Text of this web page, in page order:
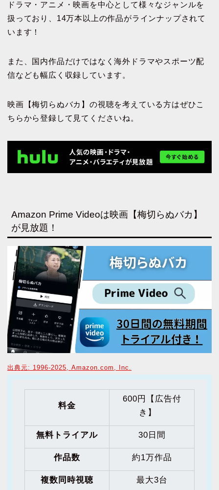
ドラマ・アニメ・映画を中心として様々なジャンルを
扱っており、14万本以上の作品がラインナップされて
います！
また、国内作品だけではなく海外ドラマやスポーツ配
信なども幅広く収録しています。
映画【梅切らぬバカ】の視聴を考えている方はぜひこ
ちらから登録して見てくださいね。
Amazon Prime Videoは映画【梅切らぬバカ】
が見放題！
出典元: 1996-2025, Amazon.com, Inc.
料金
600円【広告付
き】
無料トライアル 30日間
作品数 約1万作品
複数同時視聴 最大3台